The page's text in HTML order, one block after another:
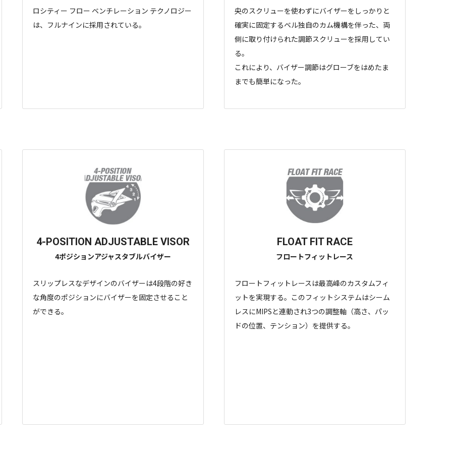
ロシティー フロー ベンチレーション テクノロジー
は、フルナインに採用されている。
央のスクリューを使わずにバイザーをしっかりと
確実に固定するベル独自のカム機構を伴った、両
側に取り付けられた調節スクリューを採用してい
る。
これにより、バイザー調節はグローブをはめたま
までも簡単になった。
4-POSITION ADJUSTABLE VISOR
4ポジションアジャスタブルバイザー
スリップレスなデザインのバイザーは4段階の好き
な角度のポジションにバイザーを固定させること
ができる。
FLOAT FIT RACE
フロートフィットレース
フロートフィットレースは最高峰のカスタムフィ
ットを実現する。このフィットシステムはシーム
レスにMIPSと連動され3つの調整軸（高さ、パッ
ドの位置、テンション）を提供する。